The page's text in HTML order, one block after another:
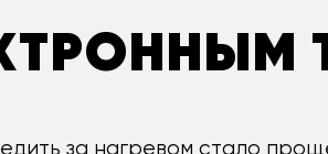
за нагревом стало